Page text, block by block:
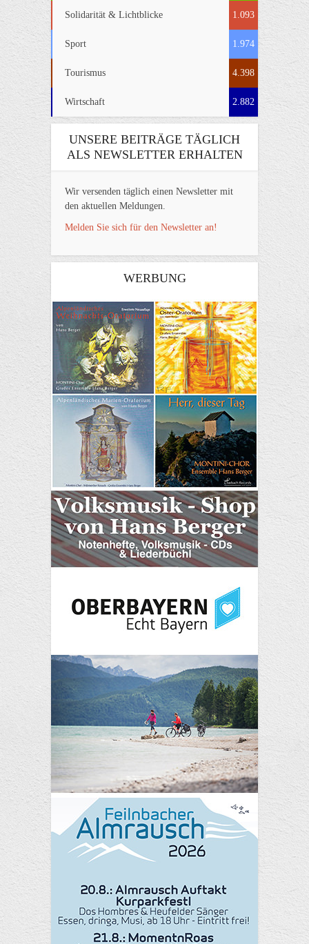
Solidarität & Lichtblicke 1.093
Sport 1.974
Tourismus 4.398
Wirtschaft 2.882
UNSERE BEITRÄGE TÄGLICH
ALS NEWSLETTER ERHALTEN
Wir versenden täglich einen Newsletter mit
den aktuellen Meldungen.
Melden Sie sich für den Newsletter an!
WERBUNG